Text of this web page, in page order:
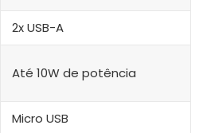
2x USB-A
Até 10W de potência
Micro USB